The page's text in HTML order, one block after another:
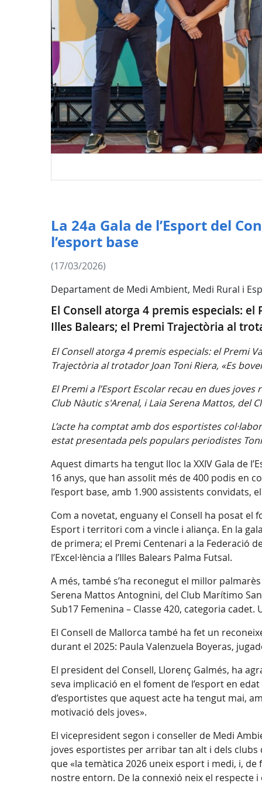
La 24a Gala de l’Esport del
l’esport base
(17/03/2026)
Departament de Medi Ambient, Medi Rural i
El Consell atorga 4 premis especials:
Illes Balears; el Premi Trajectòria al
El Consell atorga 4 premis especials: el Premi
Trajectòria al trotador Joan Toni Riera, «Es
El Premi a l’Esport Escolar recau en dues
Club Nàutic s'Arenal, i Laia Serena Mattos, del
L’acte ha comptat amb dos esportistes
estat presentada pels populars periodistes
Aquest dimarts ha tengut lloc la XXIV Gala de
16 anys, que han assolit més de 400 podis en
l’esport base, amb 1.900 assistents convidats,
Com a novetat, enguany el Consell ha posat el
Esport i territori com a vincle i aliança. En la
de primera; el Premi Centenari a la Federació
l’Excel·lència a l’Illes Balears Palma Futsal.
A més, també s’ha reconegut el millor
Serena Mattos Antognini, del Club Marítimo
Sub17 Femenina – Classe 420, categoria
El Consell de Mallorca també ha fet un
durant el 2025: Paula Valenzuela Boyeras,
El president del Consell, Llorenç Galmés, ha
seva implicació en el foment de l’esport en
d’esportistes que aquest acte ha tengut mai,
motivació dels joves».
El vicepresident segon i conseller de Medi
joves esportistes per arribar tan alt i dels clubs
que «la temàtica 2026 uneix esport i medi, i,
nostre entorn. De la connexió neix el respecte